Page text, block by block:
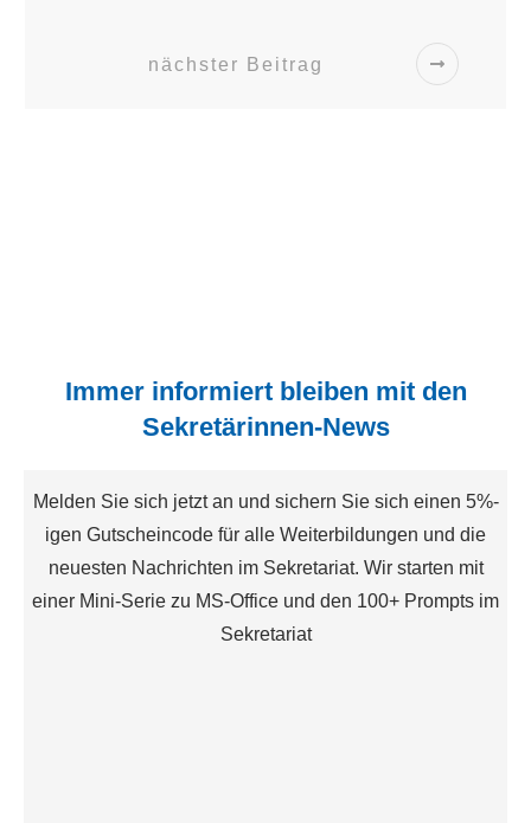
nächster Beitrag
Immer informiert bleiben mit den
Sekretärinnen-News
Melden Sie sich jetzt an und sichern Sie sich einen 5%-
igen Gutscheincode für alle Weiterbildungen und die
neuesten Nachrichten im Sekretariat. Wir starten mit
einer Mini-Serie zu MS-Office und den 100+ Prompts im
Sekretariat